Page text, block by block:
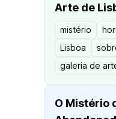
Arte de
mistério
Lisboa
galeria de
O Mistério